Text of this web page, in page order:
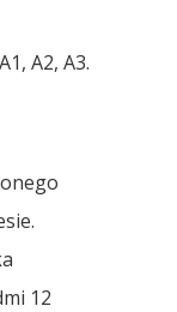
A2, A3.
12